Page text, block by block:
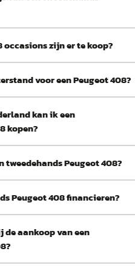
occasions zijn er te koop?
voor een Peugeot 408?
kan ik een
kopen?
Peugeot 408?
Peugeot 408 financieren?
aankoop van een